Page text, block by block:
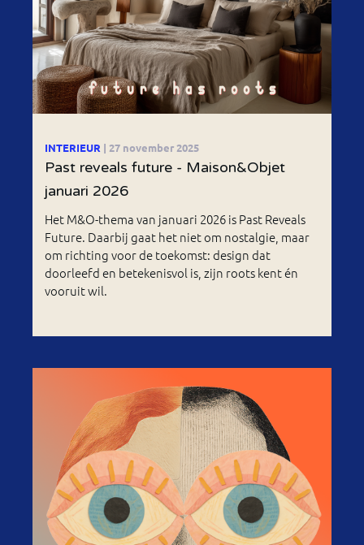
INTERIEUR | 27 november 2025
Past reveals future - Maison&Objet
januari 2026
Het M&O-thema van januari 2026 is Past Reveals
Future. Daarbij gaat het niet om nostalgie, maar
om richting voor de toekomst: design dat
doorleefd en betekenisvol is, zijn roots kent én
vooruit wil.